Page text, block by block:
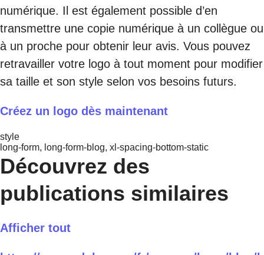
numérique. Il est également possible d’en
transmettre une copie numérique à un collègue ou
à un proche pour obtenir leur avis. Vous pouvez
retravailler votre logo à tout moment pour modifier
sa taille et son style selon vos besoins futurs.
Créez un logo dès maintenant
style
long-form, long-form-blog, xl-spacing-bottom-static
Découvrez des
publications similaires
Afficher tout